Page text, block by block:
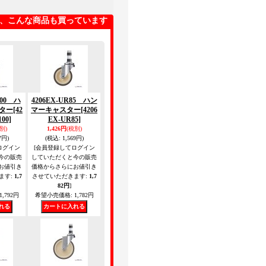
こんな商品も買っています
ハ
ー[42
)
)
グイン
の販売
値引き
す: 1,7
円
4206EX-UR85 ハン
マーキャスター[4206
EX-UR85]
1,426円(税別)
(税込: 1,569円)
[会員登録してログイン
していただくと今の販売
価格からさらにお値引き
させていただきます: 1,7
82円]
希望小売価格: 1,782円